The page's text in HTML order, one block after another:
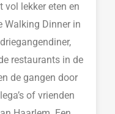
vol lekker eten en
Walking Dinner in
restaurants in de
de gangen door
of vrienden